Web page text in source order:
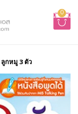
0
ลูกหมู 3 ตัว